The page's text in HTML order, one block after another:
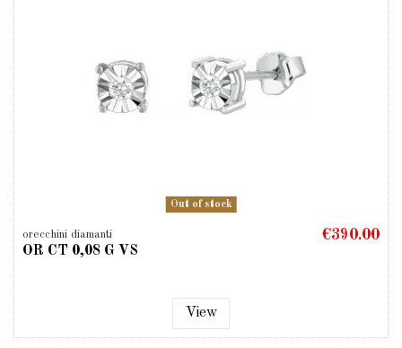
Out of stock
orecchini diamanti
OR CT 0,08 G VS
€390.00
View